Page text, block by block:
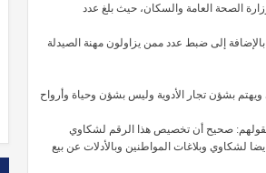
الصحة العامة والسكان، حيث بلغ عدد
إلى ضبط عدد ممن يزاولون مهنة الصيدلة
ويهتم بشؤن تجار الأدوية وليس بشؤن وحياة وأرواح
صحيح أن تخصيص هذا الرقم لشكاوي
وبلاغات المواطنين وبالأدلات عن بيع